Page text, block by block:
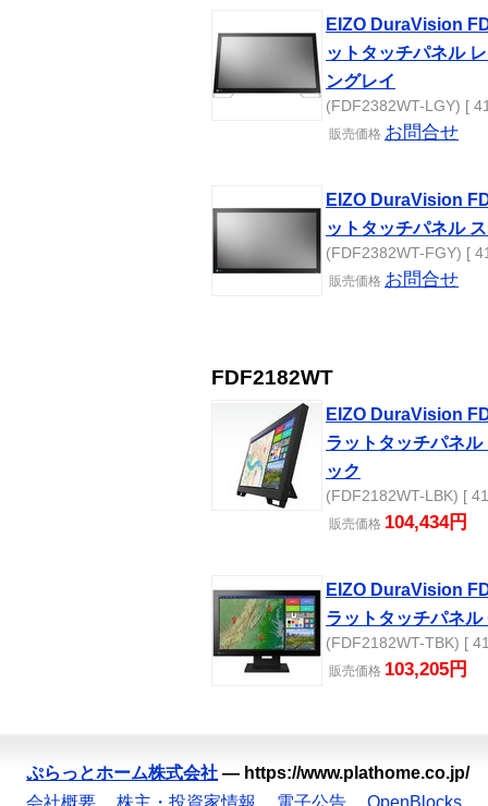
EIZO DuraVision
ットタッチパネル
ングレイ
(FDF2382WT-LGY) [
販売価格 お問合せ
EIZO DuraVision
ットタッチパネル
(FDF2382WT-FGY) [
販売価格 お問合せ
FDF2182WT
EIZO DuraVision
ラットタッチパネ
ック
(FDF2182WT-LBK) [
販売価格 104,434円
EIZO DuraVision
ラットタッチパネ
(FDF2182WT-TBK) [
販売価格 103,205円
ぷらっとホーム株式会社 — https://www.plathome.co.jp/
会社概要
株主・投資家情報 電子公告 OpenBlocks